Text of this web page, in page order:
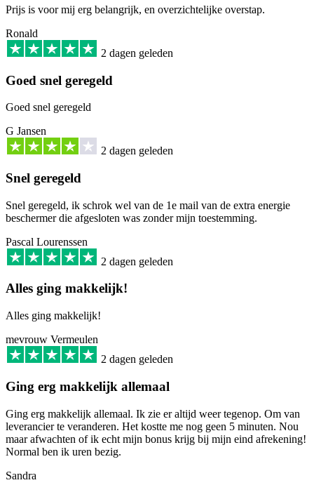
Prijs is voor mij erg belangrijk, en overzichtelijke overstap.
Ronald
2 dagen geleden
Goed snel geregeld
Goed snel geregeld
G Jansen
2 dagen geleden
Snel geregeld
Snel geregeld, ik schrok wel van de 1e mail van de extra energie
beschermer die afgesloten was zonder mijn toestemming.
Pascal Lourenssen
2 dagen geleden
Alles ging makkelijk!
Alles ging makkelijk!
mevrouw Vermeulen
2 dagen geleden
Ging erg makkelijk allemaal
Ging erg makkelijk allemaal. Ik zie er altijd weer tegenop. Om van
leverancier te veranderen. Het kostte me nog geen 5 minuten. Nou
maar afwachten of ik echt mijn bonus krijg bij mijn eind afrekening!
Normal ben ik uren bezig.
Sandra